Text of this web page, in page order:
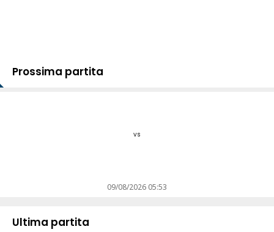
Prossima partita
vs
09/08/2026 05:53
Ultima partita